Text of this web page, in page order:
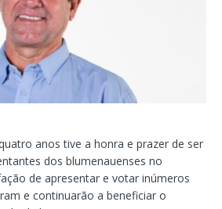
anos tive a honra e prazer de ser
dos blumenauenses no
de apresentar e votar inúmeros
e continuarão a beneficiar o